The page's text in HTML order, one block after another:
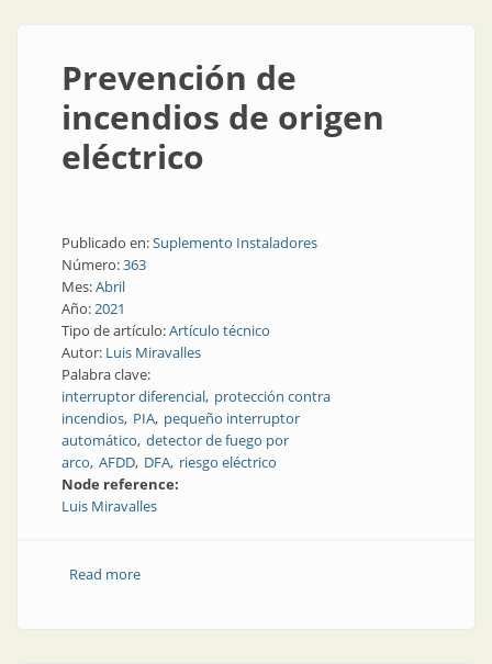
Prevención de
incendios de origen
eléctrico
Publicado en:Suplemento Instaladores
Número:363
Mes:Abril
Año:2021
Tipo de artículo:Artículo técnico
Autor: Luis Miravalles
Palabra clave:
interruptor diferencial protección contra
incendios PIA pequeño interruptor
automático detector de fuego por
arco AFDD DFA riesgo eléctrico
Node reference:
Luis Miravalles
Read moreabout Prevención de incendios de origen eléctrico